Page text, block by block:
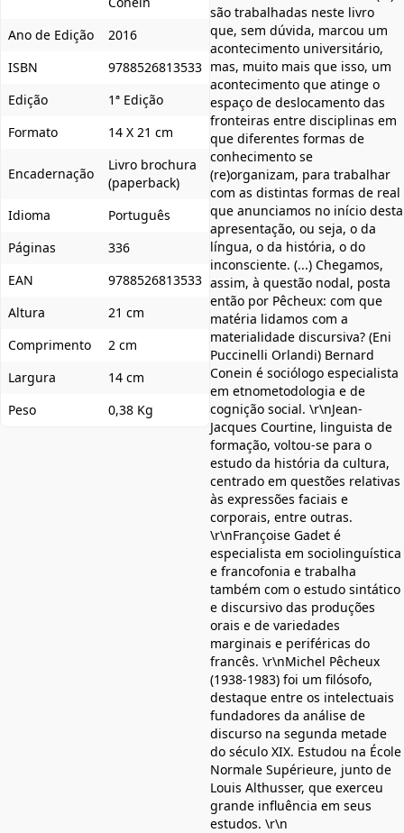
Ano de Edição
2016
ISBN
9788526813533
Edição
1ª Edição
Formato
14 X 21 cm
Encadernação
Livro brochura
(paperback)
Idioma
Português
Páginas
336
EAN
9788526813533
Altura
21 cm
Comprimento
2 cm
Largura
14 cm
Peso
0,38 Kg
são trabalhadas neste livro
que, sem dúvida, marcou um
acontecimento universitário,
mas, muito mais que isso, um
acontecimento que atinge o
espaço de deslocamento das
fronteiras entre disciplinas em
que diferentes formas de
conhecimento se
(re)organizam, para trabalhar
com as distintas formas de real
que anunciamos no início desta
apresentação, ou seja, o da
língua, o da história, o do
inconsciente. (...) Chegamos,
assim, à questão nodal, posta
então por Pêcheux: com que
matéria lidamos com a
materialidade discursiva? (Eni
Puccinelli Orlandi) Bernard
Conein é sociólogo especialista
em etnometodologia e de
cognição social. \r\nJean-
Jacques Courtine, linguista de
formação, voltou-se para o
estudo da história da cultura,
centrado em questões relativas
às expressões faciais e
corporais, entre outras.
\r\nFrançoise Gadet é
especialista em sociolinguística
e francofonia e trabalha
também com o estudo sintático
e discursivo das produções
orais e de variedades
marginais e periféricas do
francês. \r\nMichel Pêcheux
(1938-1983) foi um filósofo,
destaque entre os intelectuais
fundadores da análise de
discurso na segunda metade
do século XIX. Estudou na École
Normale Supérieure, junto de
Louis Althusser, que exerceu
grande influência em seus
estudos. \r\n